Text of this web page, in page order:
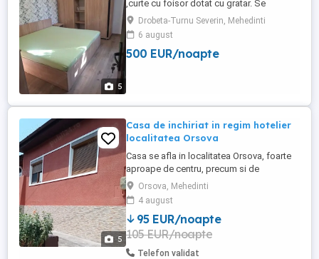
5
,curte cu foisor dotat cu gratar. Se
inchiriaza si la firme
Drobeta-Turnu Severin, Mehedinti
6 august
500 EUR/noapte
5
Casa de inchiriat in regim hotelier
localitatea Orsova
Casa se afla in localitatea Orsova, foarte
aproape de centru, precum si de
magazinele Lidl si Penny. Casa se
inchiriaza integral. Proprietatea dispune
de 4 camere, bucatarie utilata, baie, curte
si parcare privata. Dintre cele 4 camere, 3
sunt cu pat matrimonial, iar o camera cu
canapea extensibila ...
Orsova, Mehedinti
4 august
95 EUR/noapte
105 EUR/noapte
Telefon validat